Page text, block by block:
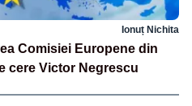
Ionuț Nichita
Comisiei Europene din
cere Victor Negrescu